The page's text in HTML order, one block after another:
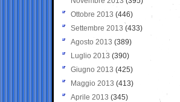
Ottobre 2013 (446)
Settembre 2013 (433)
Agosto 2013 (389)
Luglio 2013 (390)
Giugno 2013 (425)
Maggio 2013 (413)
Aprile 2013 (345)